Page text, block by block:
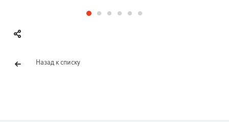
Назад к списку